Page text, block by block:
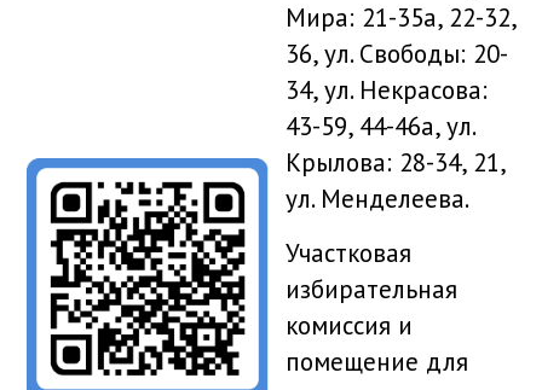
Мира: 21-35а, 22-32,
36, ул. Свободы: 20-
34, ул. Некрасова:
43-59, 44-46а, ул.
Крылова: 28-34, 21,
ул. Менделеева.
Участковая
избирательная
комиссия и
помещение для